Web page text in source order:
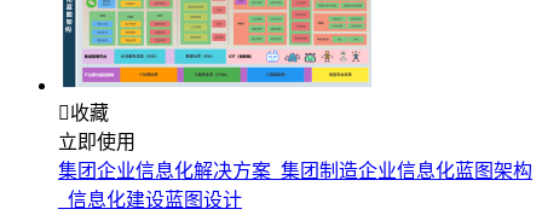
收藏
立即使用
集团企业信息化解决方案_集团制造企业信息化蓝图架构
_信息化建设蓝图设计